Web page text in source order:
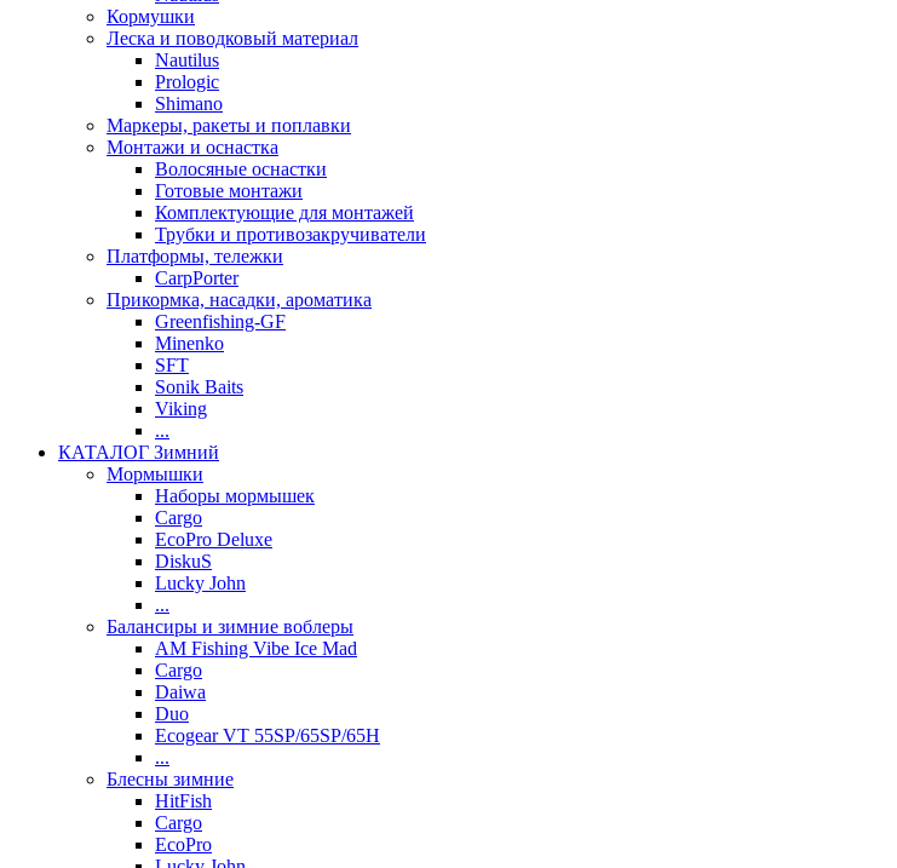
Кормушки
Леска и поводковый материал
Nautilus
Prologic
Shimano
Маркеры, ракеты и поплавки
Монтажи и оснастка
Волосяные оснастки
Готовые монтажи
Комплектующие для монтажей
Трубки и противозакручиватели
Платформы, тележки
CarpPorter
Прикормка, насадки, ароматика
Greenfishing-GF
Minenko
SFT
Sonik Baits
Viking
...
КАТАЛОГ Зимний
Мормышки
Наборы мормышек
Cargo
EcoPro Deluxe
DiskuS
Lucky John
...
Балансиры и зимние воблеры
AM Fishing Vibe Ice Mad
Cargo
Daiwa
Duo
Ecogear VT 55SP/65SP/65H
...
Блесны зимние
HitFish
Cargo
EcoPro